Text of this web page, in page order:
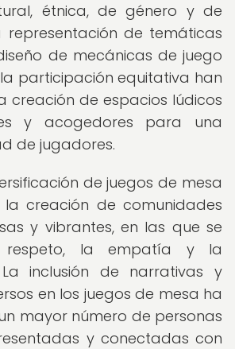
étnica, de género y de
representación de temáticas
de mecánicas de juego
participación equitativa han
creación de espacios lúdicos
y acogedores para una
de jugadores.
de juegos de mesa
creación de comunidades
y vibrantes, en las que se
respeto, la empatía y la
inclusión de narrativas y
en los juegos de mesa ha
mayor número de personas
y conectadas con